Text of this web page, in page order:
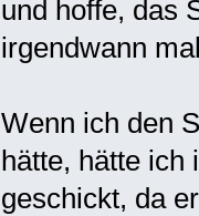
und hoffe, das
irgendwann
Wenn ich den
hätte, hätte ich
geschickt, da